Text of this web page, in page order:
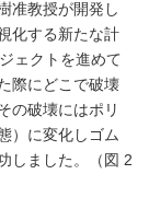
准教授が開発し
化する新たな計
ェクトを進めて
際にどこで破壊
の破壊にはポリ
）に変化しゴム
しました。（図 2